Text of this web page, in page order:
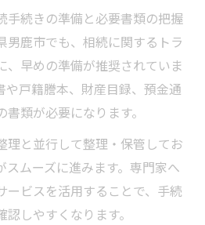
手続きの準備と必要書類の把握
男鹿市でも、相続に関するトラ
、早めの準備が推奨されていま
や戸籍謄本、財産目録、預金通
類が必要になります。
理と並行して整理・保管してお
スムーズに進みます。専門家へ
ービスを活用することで、手続
しやすくなります。